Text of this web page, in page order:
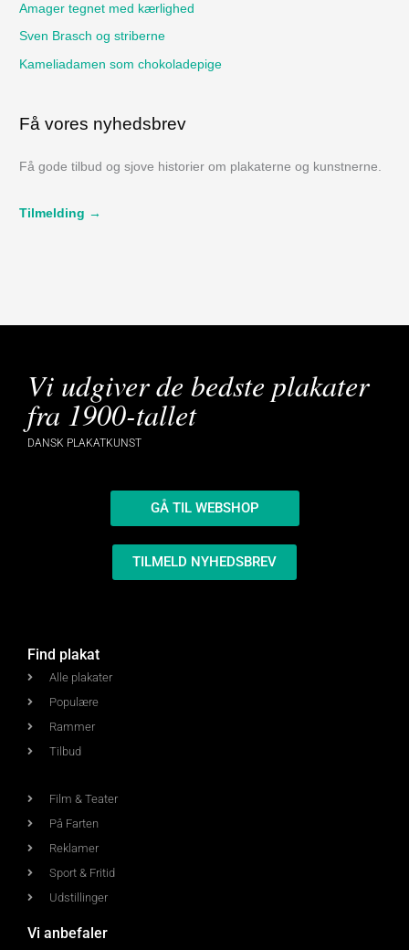
r
:
Amager tegnet med kærlighed
Sven Brasch og striberne
Kameliadamen som chokoladepige
Få vores nyhedsbrev
Få gode tilbud og sjove historier om plakaterne og kunstnerne.
Tilmelding →
Vi udgiver de bedste plakater
fra 1900-tallet
DANSK PLAKATKUNST
GÅ TIL WEBSHOP
TILMELD NYHEDSBREV
Find plakat
Alle plakater
Populære
Rammer
Tilbud
Film & Teater
På Farten
Reklamer
Sport & Fritid
Udstillinger
Vi anbefaler